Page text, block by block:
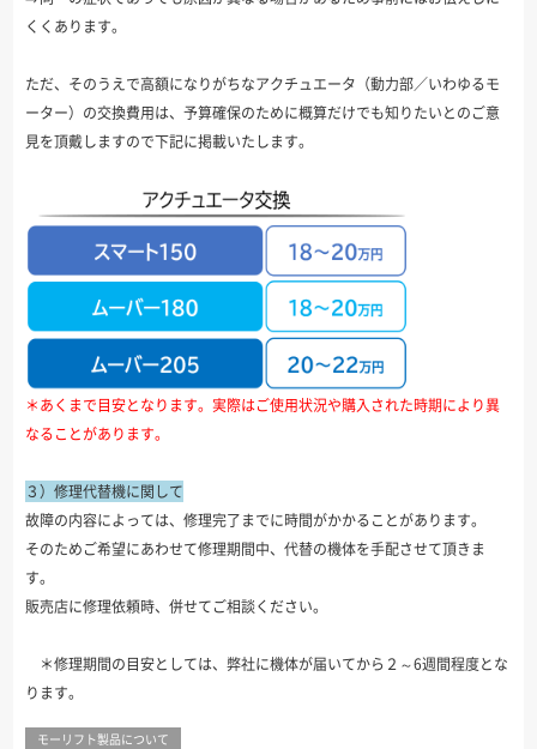
くくあります。
ただ、そのうえで高額になりがちなアクチュエータ（動力部／いわゆるモ
ーター）の交換費用は、予算確保のために概算だけでも知りたいとのご意
見を頂戴しますので下記に掲載いたします。
＊あくまで目安となります。実際はご使用状況や購入された時期により異
なることがあります。
３）修理代替機に関して
故障の内容によっては、修理完了までに時間がかかることがあります。
そのためご希望にあわせて修理期間中、代替の機体を手配させて頂きま
す。
販売店に修理依頼時、併せてご相談ください。
＊修理期間の目安としては、弊社に機体が届いてから２～6週間程度とな
ります。
モーリフト製品について